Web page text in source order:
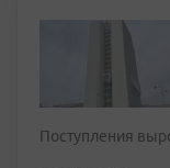
Поступления